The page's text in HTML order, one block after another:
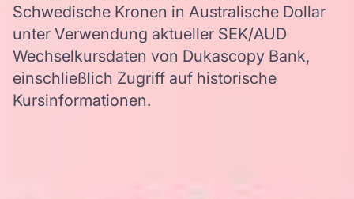
Schwedische Kronen in Australische Dollar
unter Verwendung aktueller SEK/AUD
Wechselkursdaten von Dukascopy Bank,
einschließlich Zugriff auf historische
Kursinformationen.